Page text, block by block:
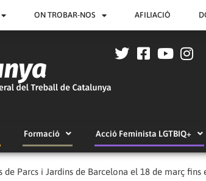
ON TROBAR-NOS AFILIACIÓ
Formació Acció Feminista LGTBIQ+
Parcs i Jardins de Barcelona el 18 de març fins